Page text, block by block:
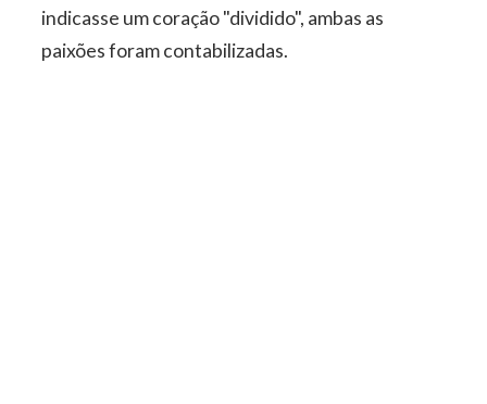
indicasse um coração "dividido", ambas as
paixões foram contabilizadas.